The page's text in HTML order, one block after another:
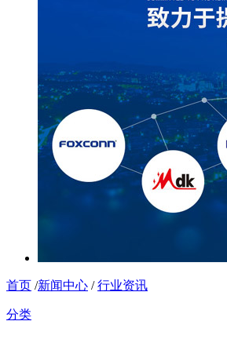
首页 /新闻中心 /行业资讯
分类